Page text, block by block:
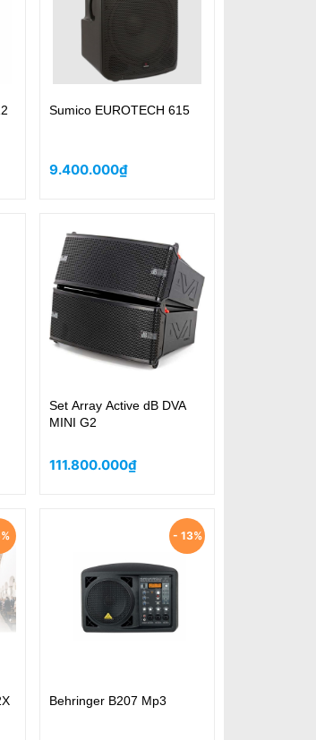
Sumico EUROTECH 615
9.400.000₫
Set Array Active dB DVA
MINI G2
111.800.000₫
- 13%
Behringer B207 Mp3